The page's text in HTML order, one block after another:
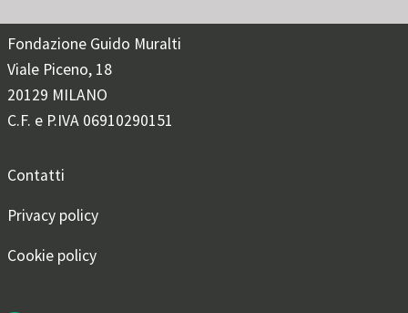
Fondazione Guido Muralti
Viale Piceno, 18
20129 MILANO
C.F. e P.IVA 06910290151
Contatti
Privacy policy
Cookie policy